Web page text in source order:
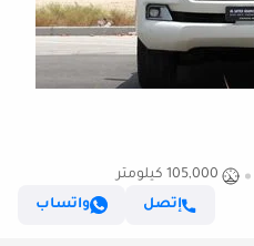
105,000 كيلومتر
إتصل
واتساب